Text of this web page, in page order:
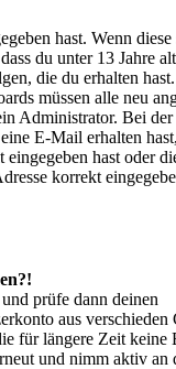
hast. Wenn diese
du unter 13 Jahre
die du erhalten
müssen alle neu
Administrator. Bei der
E-Mail erhalten
hast oder
korrekt
prüfe dann deinen
aus verschieden
für längere Zeit keine
und nimm aktiv an